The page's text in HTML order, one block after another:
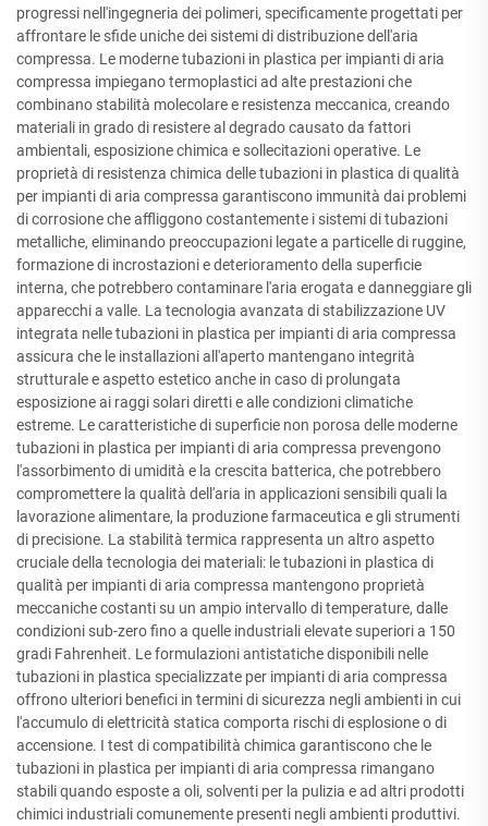
progressi nell'ingegneria dei polimeri, specificamente progettati per
affrontare le sfide uniche dei sistemi di distribuzione dell'aria
compressa. Le moderne tubazioni in plastica per impianti di aria
compressa impiegano termoplastici ad alte prestazioni che
combinano stabilità molecolare e resistenza meccanica, creando
materiali in grado di resistere al degrado causato da fattori
ambientali, esposizione chimica e sollecitazioni operative. Le
proprietà di resistenza chimica delle tubazioni in plastica di qualità
per impianti di aria compressa garantiscono immunità dai problemi
di corrosione che affliggono costantemente i sistemi di tubazioni
metalliche, eliminando preoccupazioni legate a particelle di ruggine,
formazione di incrostazioni e deterioramento della superficie
interna, che potrebbero contaminare l'aria erogata e danneggiare gli
apparecchi a valle. La tecnologia avanzata di stabilizzazione UV
integrata nelle tubazioni in plastica per impianti di aria compressa
assicura che le installazioni all'aperto mantengano integrità
strutturale e aspetto estetico anche in caso di prolungata
esposizione ai raggi solari diretti e alle condizioni climatiche
estreme. Le caratteristiche di superficie non porosa delle moderne
tubazioni in plastica per impianti di aria compressa prevengono
l'assorbimento di umidità e la crescita batterica, che potrebbero
compromettere la qualità dell'aria in applicazioni sensibili quali la
lavorazione alimentare, la produzione farmaceutica e gli strumenti
di precisione. La stabilità termica rappresenta un altro aspetto
cruciale della tecnologia dei materiali: le tubazioni in plastica di
qualità per impianti di aria compressa mantengono proprietà
meccaniche costanti su un ampio intervallo di temperature, dalle
condizioni sub-zero fino a quelle industriali elevate superiori a 150
gradi Fahrenheit. Le formulazioni antistatiche disponibili nelle
tubazioni in plastica specializzate per impianti di aria compressa
offrono ulteriori benefici in termini di sicurezza negli ambienti in cui
l'accumulo di elettricità statica comporta rischi di esplosione o di
accensione. I test di compatibilità chimica garantiscono che le
tubazioni in plastica per impianti di aria compressa rimangano
stabili quando esposte a oli, solventi per la pulizia e ad altri prodotti
chimici industriali comunemente presenti negli ambienti produttivi.